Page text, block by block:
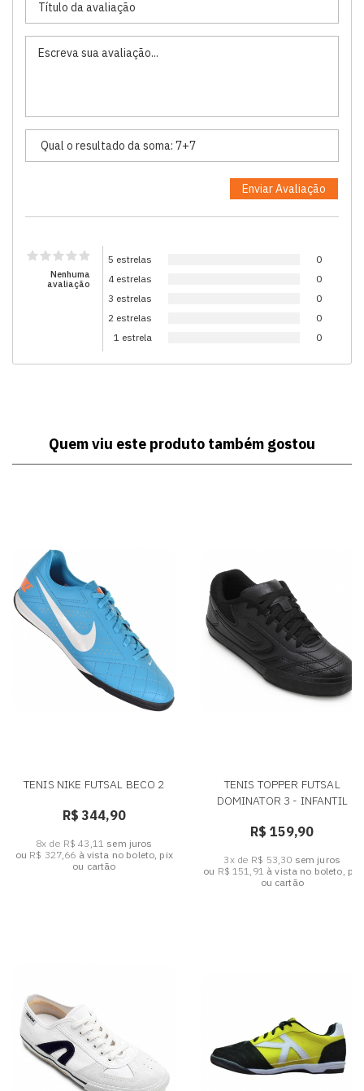
Nenhuma
avaliação
5 estrelas
0
4 estrelas
0
3 estrelas
0
2 estrelas
0
1 estrela
0
Quem viu este produto também gostou
TENIS NIKE FUTSAL BECO 2
R$ 344,90
8x de R$ 43,11 sem juros
ou R$ 327,66 à vista no boleto, pix
ou cartão
TENIS TOPPER FUTSAL
DOMINATOR 3 - INFANTIL
R$ 159,90
3x de R$ 53,30 sem juros
ou R$ 151,91 à vista no boleto, pix
ou cartão